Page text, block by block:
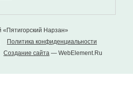
Нарзан»
Политика конфиденциальности
Создание сайта — WebElement.Ru